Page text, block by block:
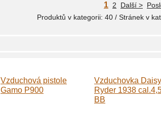
1 2 Další >
Produktů v kategorii: 40 / Stránek v
Vzduchová pistole
Gamo P900
Vzduchovka
Ryder 1938
BB